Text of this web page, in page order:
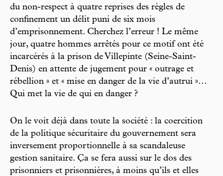
du non-respect à quatre reprises des règles de
confinement un délit puni de six mois
d’emprisonnement. Cherchez l’erreur ! Le même
jour, quatre hommes arrêtés pour ce motif ont été
incarcérés à la prison de Villepinte (Seine-Saint-
Denis) en attente de jugement pour « outrage et
rébellion » et « mise en danger de la vie d’autrui »…
Qui met la vie de qui en danger ?
On le voit déjà dans toute la société : la coercition
de la politique sécuritaire du gouvernement sera
inversement proportionnelle à sa scandaleuse
gestion sanitaire. Ça se fera aussi sur le dos des
prisonniers et prisonnières, à moins qu’ils et elles